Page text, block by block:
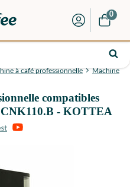
0
à café professionnelle
Machine
compatibles
- KOTTEA